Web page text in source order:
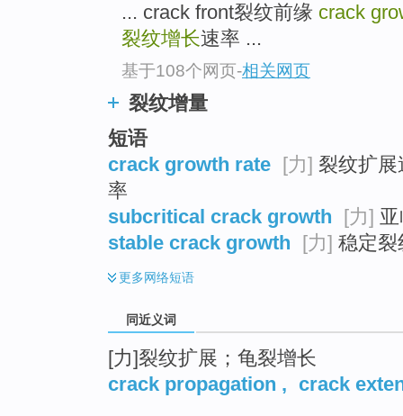
... crack front裂纹前缘 crack
裂纹增长速率 ...
基于108个网页-相关网页
裂纹增量
短语
crack growth rate [力] 裂纹扩
率
subcritical crack growth [力]
stable crack growth [力] 稳定裂
更多网络短语
同近义词
[力]裂纹扩展；龟裂增长
crack propagation , crack